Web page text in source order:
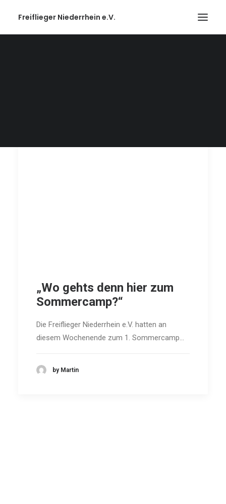
Freiflieger Niederrhein e.V.
„Wo gehts denn hier zum
Sommercamp?“
Die Freiflieger Niederrhein e.V. hatten an
diesem Wochenende zum 1. Sommercamp…
by Martin